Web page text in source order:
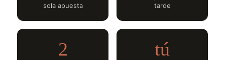
sola apuesta
tarde
2 tú